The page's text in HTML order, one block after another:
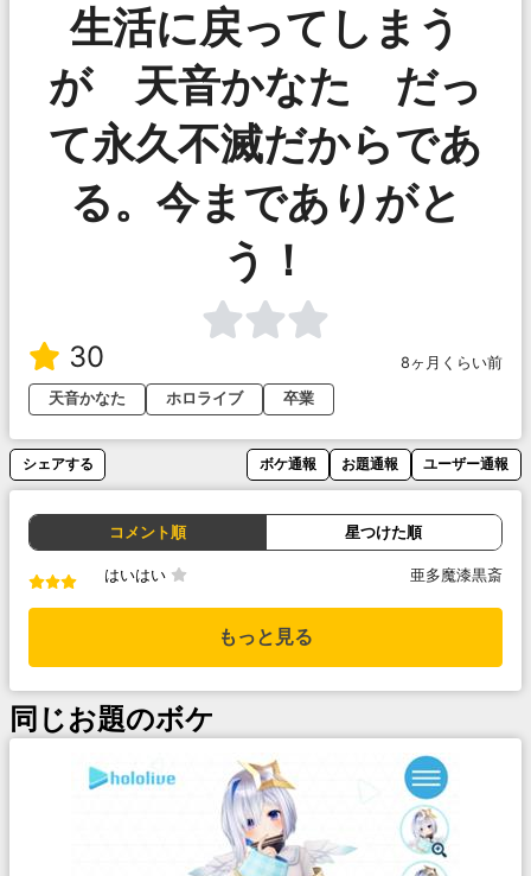
生活に戻ってしまう
が 天音かなた だっ
て永久不滅だからであ
る。今までありがと
う！
30
8ヶ月くらい前
天音かなた
ホロライブ 卒業
シェアする ボケ通報 お題通報 ユーザー通報
コメント順 星つけた順
はいはい 亜多魔漆黒斎
もっと見る
同じお題のボケ